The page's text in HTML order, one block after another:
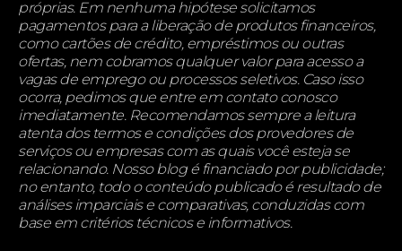
próprias. Em nenhuma hipótese solicitamos
pagamentos para a liberação de produtos financeiros,
como cartões de crédito, empréstimos ou outras
ofertas, nem cobramos qualquer valor para acesso a
vagas de emprego ou processos seletivos. Caso isso
ocorra, pedimos que entre em contato conosco
imediatamente. Recomendamos sempre a leitura
atenta dos termos e condições dos provedores de
serviços ou empresas com as quais você esteja se
relacionando. Nosso blog é financiado por publicidade;
no entanto, todo o conteúdo publicado é resultado de
análises imparciais e comparativas, conduzidas com
base em critérios técnicos e informativos.